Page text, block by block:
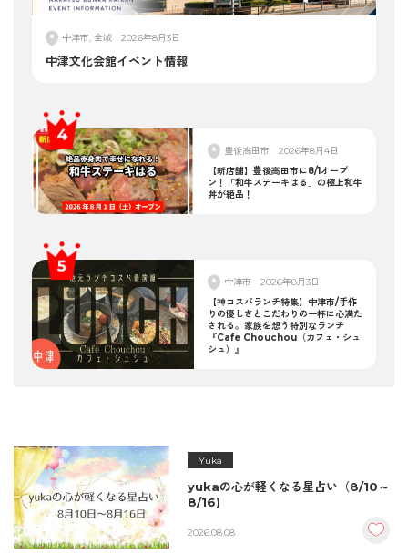
中津市, 全域 2026年8月3日
中津文化会館イベント情報
豊後高田市
2026年8月4日
【新店舗】豊後高田市に8/1オープ
ン！「和牛ステーキはる」の極上和牛
丼が絶品！
中津市
2026年8月3日
【神コスパランチ特集】中津市/手作
りの優しさとこだわりの一杯に心満た
される。家族を想う特別なランチ
『Cafe Chouchou（カフェ・シュ
シュ）』
Yuka
yukaの心が軽くなる星占い（8/10～
8/16)
2026.08.08